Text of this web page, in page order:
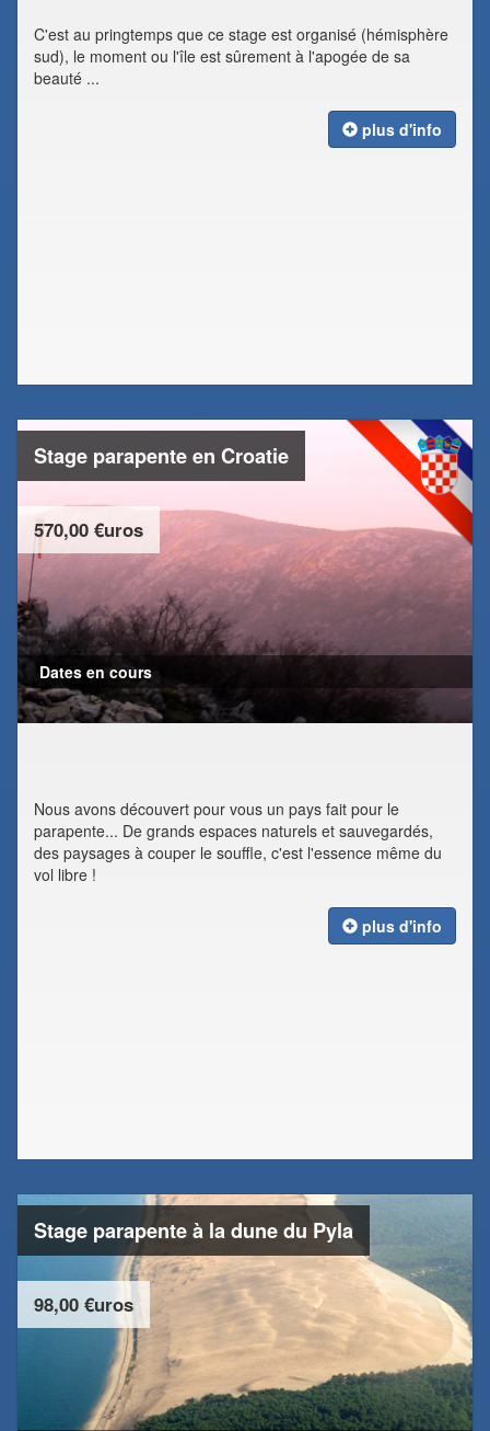
C'est au pringtemps que ce stage est organisé (hémisphère
sud), le moment ou l'île est sûrement à l'apogée de sa
beauté ...
plus d'info
Stage parapente en Croatie
570,00 €uros
Dates en cours
Nous avons découvert pour vous un pays fait pour le
parapente... De grands espaces naturels et sauvegardés,
des paysages à couper le souffle, c'est l'essence même du
vol libre !
plus d'info
Stage parapente à la dune du Pyla
98,00 €uros